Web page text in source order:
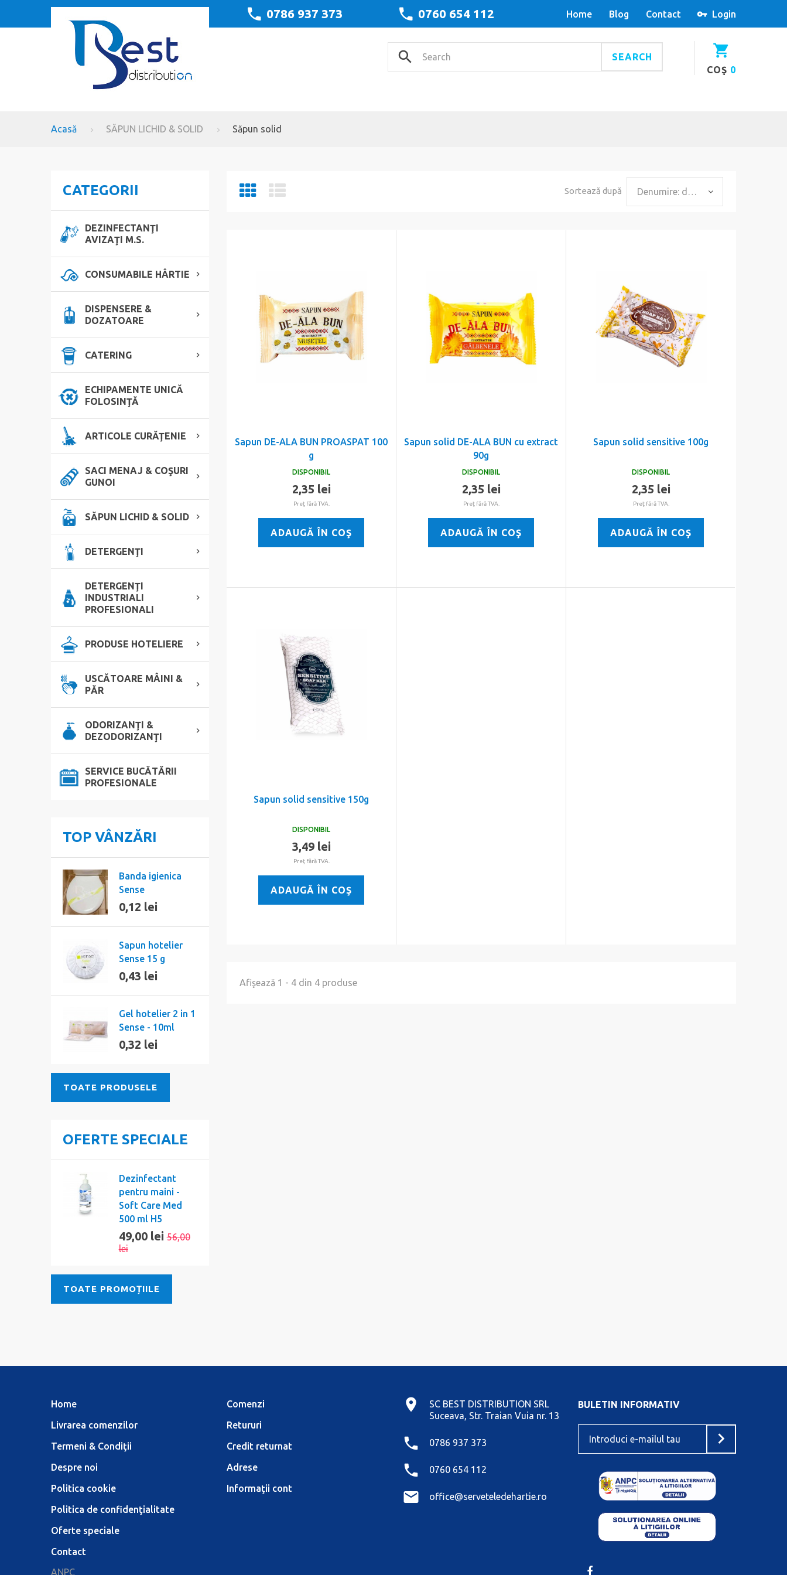
Login
Home Blog Contact
0760 654 112
0786 937 373
COŞ 0
SEARCH
Acasă SĂPUN LICHID & SOLID Săpun solid
Sortează după Denumire: de la A la Z
Sapun DE-ALA BUN PROASPAT 100
g
DISPONIBIL
2,35 lei
Preţ fără TVA.
ADAUGĂ ÎN COŞ
Sapun solid DE-ALA BUN cu extract
90g
DISPONIBIL
2,35 lei
Preţ fără TVA.
ADAUGĂ ÎN COŞ
Sapun solid sensitive 100g
DISPONIBIL
2,35 lei
Preţ fără TVA.
ADAUGĂ ÎN COŞ
Sapun solid sensitive 150g
DISPONIBIL
3,49 lei
Preţ fără TVA.
ADAUGĂ ÎN COŞ
Afişează 1 - 4 din 4 produse
CATEGORII
DEZINFECTANŢI
AVIZAŢI M.S.
CONSUMABILE HÂRTIE
DISPENSERE &
DOZATOARE
CATERING
ECHIPAMENTE UNICĂ
FOLOSINŢĂ
ARTICOLE CURĂŢENIE
SACI MENAJ & COŞURI
GUNOI
SĂPUN LICHID & SOLID
DETERGENŢI
DETERGENŢI
INDUSTRIALI
PROFESIONALI
PRODUSE HOTELIERE
USCĂTOARE MÂINI &
PĂR
ODORIZANŢI &
DEZODORIZANŢI
SERVICE BUCĂTĂRII
PROFESIONALE
TOP VÂNZĂRI
Banda igienica
Sense
0,12 lei
Sapun hotelier
Sense 15 g
0,43 lei
Gel hotelier 2 in 1
Sense - 10ml
0,32 lei
TOATE PRODUSELE
OFERTE SPECIALE
Dezinfectant
pentru maini -
Soft Care Med
500 ml H5
49,00 lei56,00
lei
TOATE PROMOȚIILE
Home
Livrarea comenzilor
Termeni & Condiţii
Despre noi
Politica cookie
Politica de confidenţialitate
Oferte speciale
Contact
ANPC
Comenzi
Retururi
Credit returnat
Adrese
Informaţii cont
SC BEST DISTRIBUTION SRL
Suceava, Str. Traian Vuia nr. 13
0786 937 373
0760 654 112
office@serveteledehartie.ro
BULETIN INFORMATIV